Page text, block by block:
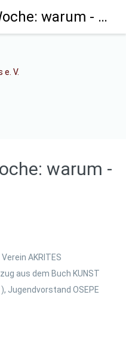
warum -
AKRITES
aus dem Buch KUNST
Jugendvorstand OSEPE
Zeichnung der Woche: warum - niye